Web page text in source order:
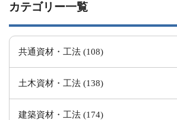
カテゴリー一覧
共通資材・工法 (108)
土木資材・工法 (138)
建築資材・工法 (174)